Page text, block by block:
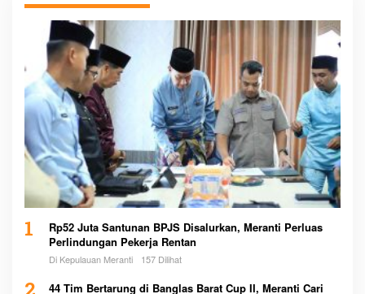
1
Rp52 Juta Santunan BPJS Disalurkan, Meranti Perluas
Perlindungan Pekerja Rentan
Di Kepulauan Meranti 157 Dilihat
44 Tim Bertarung di Banglas Barat Cup II, Meranti Cari